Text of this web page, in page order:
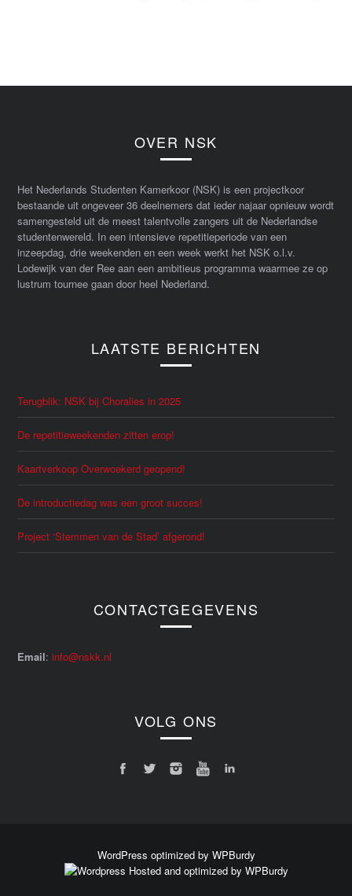
OVER NSK
Het Nederlands Studenten Kamerkoor (NSK) is een projectkoor
bestaande uit ongeveer 36 deelnemers dat ieder najaar opnieuw wordt
samengesteld uit de meest talentvolle zangers uit de Nederlandse
studentenwereld. In een intensieve repetitieperiode van een
inzeepdag, drie weekenden en een week werkt het NSK o.l.v.
Lodewijk van der Ree aan een ambitieus programma waarmee ze op
lustrum tournee gaan door heel Nederland.
LAATSTE BERICHTEN
Terugblik: NSK bij Choralies in 2025
De repetitieweekenden zitten erop!
Kaartverkoop Overwoekerd geopend!
De introductiedag was een groot succes!
Project ‘Stemmen van de Stad’ afgerond!
CONTACTGEGEVENS
Email:info@nskk.nl
VOLG ONS
WordPress optimized by WPBurdy